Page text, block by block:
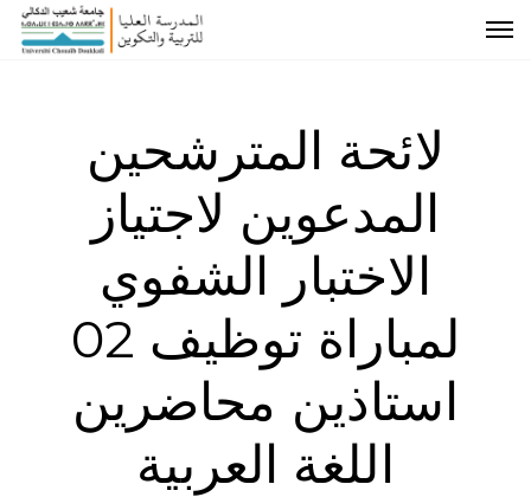
لائحة المترشحين
المدعوين لاجتياز
الاختبار الشفوي
لمباراة توظيف 02
استاذين محاضرين
اللغة العربية